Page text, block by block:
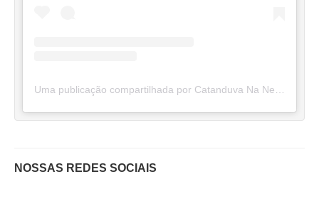
Uma publicação compartilhada por Catanduva Na Net (@catanduvananett)
NOSSAS REDES SOCIAIS